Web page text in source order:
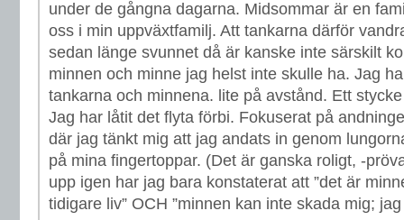
under de gångna dagarna. Midsommar är en
oss i min uppväxtfamilj. Att tankarna därför
sedan länge svunnet då är kanske inte särskilt
minnen och minne jag helst inte skulle ha. Jag
tankarna och minnena. lite på avstånd. Ett
Jag har låtit det flyta förbi. Fokuserat på
där jag tänkt mig att jag andats in genom
på mina fingertoppar. (Det är ganska roligt, -
upp igen har jag bara konstaterat att ”det är
tidigare liv” OCH ”minnen kan inte skada mig;